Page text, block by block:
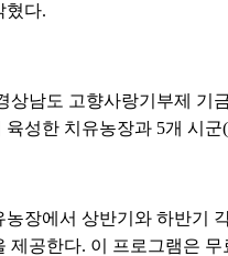
혔다.
상남도 고향사랑기부제 기
육성한 치유농장과 5개 시
농장에서 상반기와 하반기
제공한다. 이 프로그램은